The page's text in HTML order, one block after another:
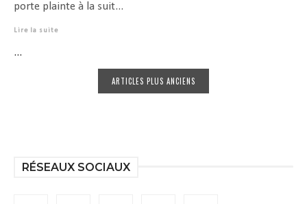
porte plainte à la suit...
Lire la suite
...
ARTICLES PLUS ANCIENS
RÉSEAUX SOCIAUX